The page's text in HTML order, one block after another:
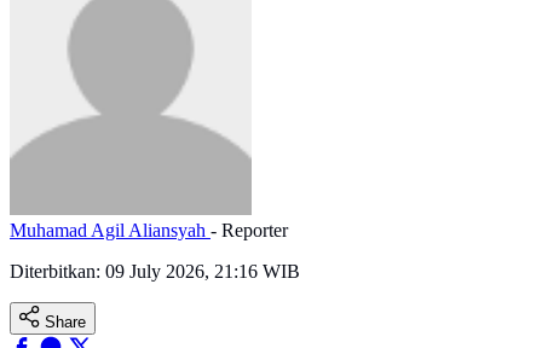
Muhamad Agil Aliansyah - Reporter
Diterbitkan: 09 July 2026, 21:16 WIB
Share